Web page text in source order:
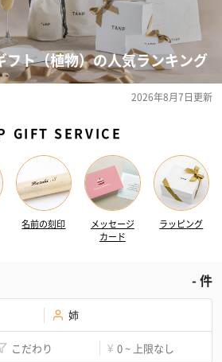
フト（植物）の人気ランキング
2026年8月7日更新
GIFT SERVICE
名前の刻印
メッセージ
カード
ラッピング
-件
姉
こだわり ¥ 0 ~ 上限なし